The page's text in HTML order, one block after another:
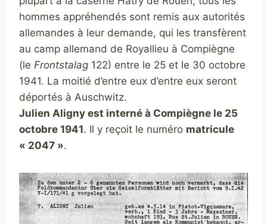
hommes appréhendés sont remis aux autorités
allemandes à leur demande, qui les transfèrent
au camp allemand de Royallieu à Compiègne
(le Frontstalag 122) entre le 25 et le 30 octobre
1941. La moitié d’entre eux d’entre eux seront
déportés à Auschwitz.
Julien Aligny est interné à Compiègne le 25
octobre 1941. Il y reçoit le numéro matricule
« 2047 ».